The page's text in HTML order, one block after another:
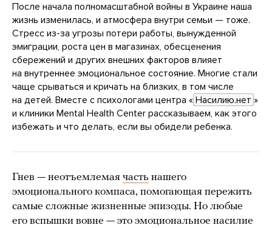
После начала полномасштабной войны в Украине наша
жизнь изменилась, и атмосфера внутри семьи — тоже.
Стресс из-за угрозы потери работы, вынужденной
эмиграции, роста цен в магазинах, обесценения
сбережений и других внешних факторов влияет
на внутреннее эмоциональное состояние. Многие стали
чаще срываться и кричать на близких, в том числе
на детей. Вместе с психологами центра « Насилию.нет »
и клиники Mental Health Center рассказываем, как этого
избежать и что делать, если вы обидели ребенка.
Гнев — неотъемлемая часть нашего
эмоционального компаса, помогающая пережить
самые сложные жизненные эпизоды. Но любые
его вспышки вовне — это эмоциональное насилие